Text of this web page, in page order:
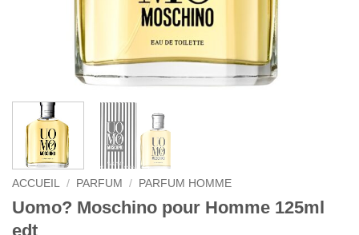
ACCUEIL / PARFUM / PARFUM HOMME
Uomo? Moschino pour Homme 125ml
edt